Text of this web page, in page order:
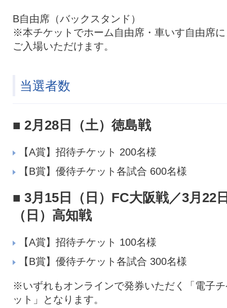
B自由席（バックスタンド）
※本チケットでホーム自由席・車いす自由席
ご入場いただけます。
当選者数
■ 2月28日（土）徳島戦
【A賞】招待チケット 200名様
【B賞】優待チケット各試合 600名様
■ 3月15日（日）FC大阪戦／3月22
（日）高知戦
【A賞】招待チケット 100名様
【B賞】優待チケット各試合 300名様
※いずれもオンラインで発券いただく「電子
ット」となります。